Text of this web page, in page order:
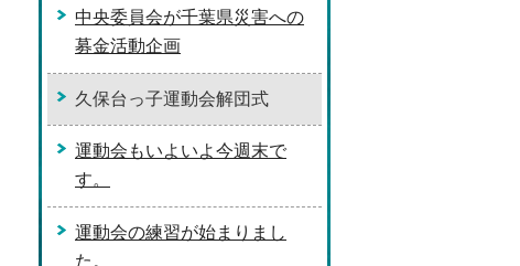
中央委員会が千葉県災害への
募金活動企画
久保台っ子運動会解団式
運動会もいよいよ今週末で
す。
運動会の練習が始まりまし
た。